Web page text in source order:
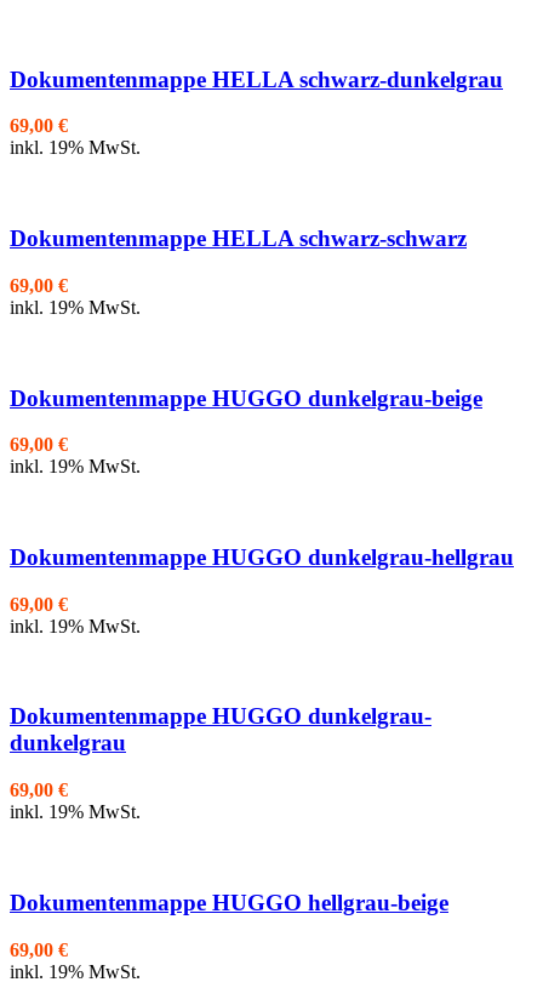
Dokumentenmappe HELLA schwarz-dunkelgrau
69,00 €
inkl. 19% MwSt.
Dokumentenmappe HELLA schwarz-schwarz
69,00 €
inkl. 19% MwSt.
Dokumentenmappe HUGGO dunkelgrau-beige
69,00 €
inkl. 19% MwSt.
Dokumentenmappe HUGGO dunkelgrau-hellgrau
69,00 €
inkl. 19% MwSt.
Dokumentenmappe HUGGO dunkelgrau-
dunkelgrau
69,00 €
inkl. 19% MwSt.
Dokumentenmappe HUGGO hellgrau-beige
69,00 €
inkl. 19% MwSt.